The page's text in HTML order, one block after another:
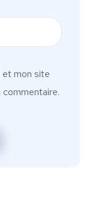
et mon site
commentaire.